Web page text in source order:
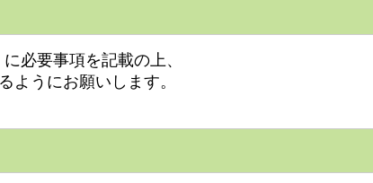
必要事項を記載の上、
ようにお願いします。